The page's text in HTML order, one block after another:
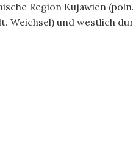
Region Kujawien
Weichsel) und westlich